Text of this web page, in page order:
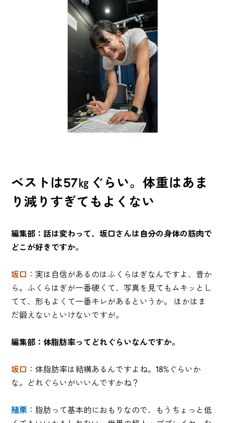
ベストは57㎏ぐらい。体重はあま
り減りすぎてもよくない
編集部：話は変わって、坂口さんは自分の身体の筋肉で
どこが好きですか。
坂口 ：実は自信があるのはふくらはぎなんですよ、昔か
ら。ふくらはぎが一番硬くて、写真を見てもムキッとし
てて、形もよくて一番キレがあるというか。 ほかはま
だ鍛えないといけないですが。
編集部：体脂肪率ってどれぐらいなんですか。
坂口 ：体脂肪率は結構あるんですよね。18%ぐらいか
な。どれぐらいがいいんですかね？
殖栗 ：脂肪って基本的におもりなので、もうちょっと低